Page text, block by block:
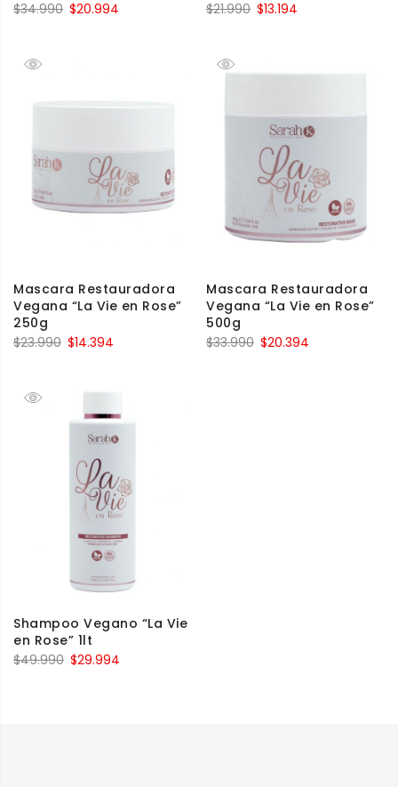
$34.990 $20.994
$21.990 $13.194
Mascara Restauradora
Vegana “La Vie en Rose”
250g
$23.990 $14.394
Mascara Restauradora
Vegana “La Vie en Rose”
500g
$33.990 $20.394
Shampoo Vegano “La Vie
en Rose” 1lt
$49.990 $29.994